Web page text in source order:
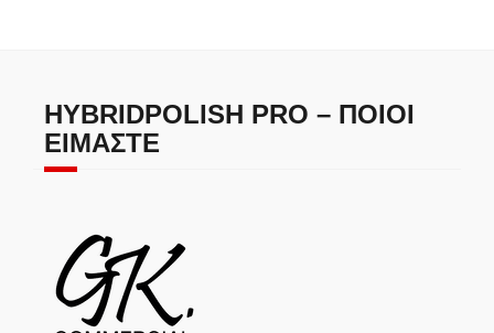
HYBRIDPOLISH PRO – ΠΟΙΟΙ
ΕΊΜΑΣΤΕ